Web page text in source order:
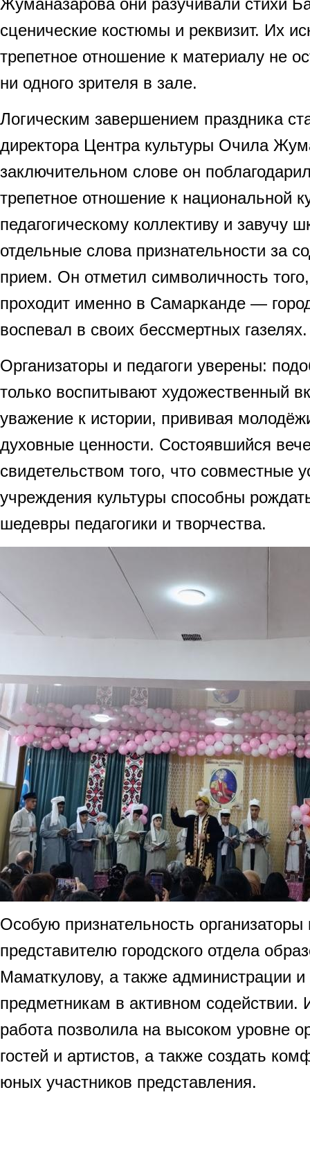
Жуманазарова они разучивали стихи
сценические костюмы и реквизит. Их
трепетное отношение к материалу не
ни одного зрителя в зале.
Логическим завершением праздника
директора Центра культуры Очила
заключительном слове он
трепетное отношение к национальной
педагогическому коллективу и завучу
отдельные слова признательности за
прием. Он отметил символичность
проходит именно в Самарканде —
воспевал в своих бессмертных газелях.
Организаторы и педагоги уверены:
только воспитывают художественный
уважение к истории, прививая
духовные ценности. Состоявшийся
свидетельством того, что совместные
учреждения культуры способны
шедевры педагогики и творчества.
Особую признательность
представителю городского отдела
Маматкулову, а также администрации
предметникам в активном
работа позволила на высоком уровне
гостей и артистов, а также создать
юных участников представления.